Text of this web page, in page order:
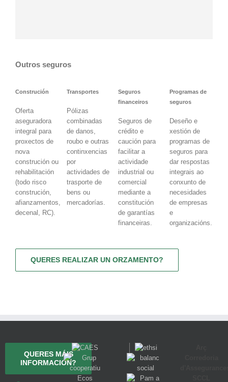
Outros seguros
Construción
Oferta
aseguradora
integral para
proxectos de
nova
construción ou
rehabilitación
(todo risco
construción,
afianzamentos,
decenal, RC).
Transportes
Pólizas
combinadas
de danos,
roubo e outras
continxencias
por
actividades de
trasporte de
bens ou
mercadorías.
Seguros
financeiros
Seguros de
crédito e
caución para
facilitar a
actividade
industrial ou
comercial
mediante a
constitución
de garantías
financeiras.
Programas de
seguros
Deseño e
xestión de
programas de
seguros para
dar respostas
integrais ao
conxunto de
necesidades
de empresas
e
organizacións.
QUERES REALIZAR UN ORZAMENTO?
QUERES MÁIS
INFORMACIÓN?